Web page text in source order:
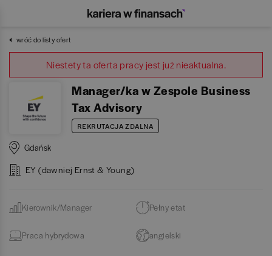
wróć do listy ofert
Niestety ta oferta pracy jest już nieaktualna.
Manager/ka w Zespole Business
Tax Advisory
REKRUTACJA ZDALNA
Gdańsk
EY (dawniej Ernst & Young)
Kierownik/Manager Pełny etat
Praca hybrydowa angielski